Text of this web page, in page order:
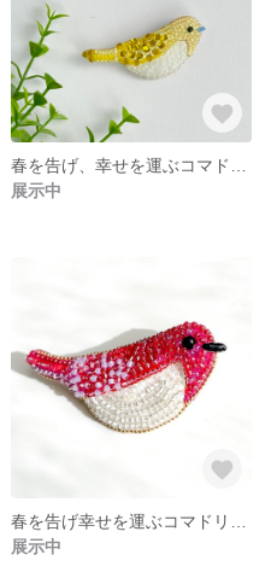
展示中
展示中